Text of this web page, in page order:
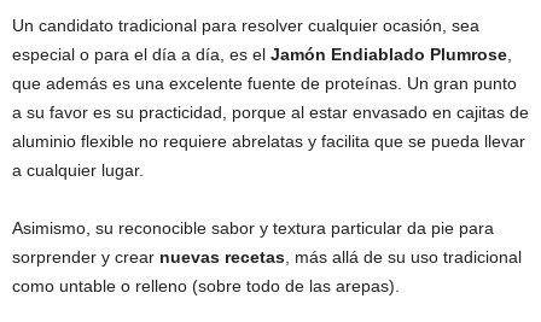
Un candidato tradicional para resolver cualquier ocasión, sea
especial o para el día a día, es el Jamón Endiablado Plumrose,
que además es una excelente fuente de proteínas. Un gran punto
a su favor es su practicidad, porque al estar envasado en cajitas de
aluminio flexible no requiere abrelatas y facilita que se pueda llevar
a cualquier lugar.
Asimismo, su reconocible sabor y textura particular da pie para
sorprender y crear nuevas recetas, más allá de su uso tradicional
como untable o relleno (sobre todo de las arepas).